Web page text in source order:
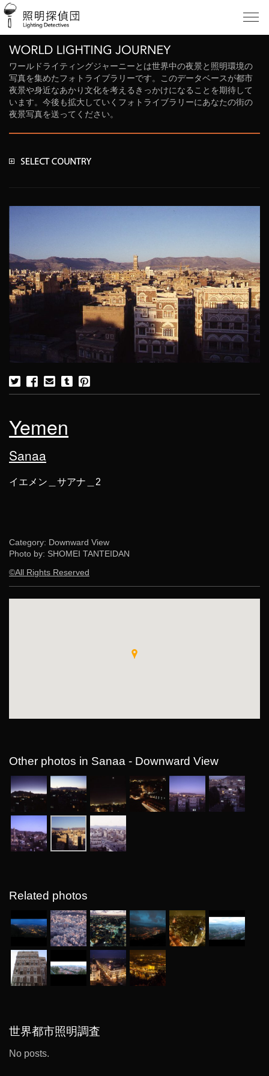
ワールドライティングジャーニーとは世界中の夜景と照明環境の
写真を集めたフォトライブラリーです。このデータベースが都市
夜景や身近なあかり文化を考えるきっかけになることを期待して
います。今後も拡大していくフォトライブラリーにあなたの街の
夜景写真を送ってください。
Yemen
Sanaa
イエメン＿サアナ＿2
Category: Downward View
Photo by: SHOMEI TANTEIDAN
©All Rights Reserved
Other photos in Sanaa - Downward View
Related photos
世界都市照明調査
No posts.